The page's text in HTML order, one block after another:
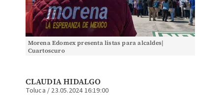
Morena Edomex presenta listas para alcaldes|
Cuartoscuro
CLAUDIA HIDALGO
Toluca / 23.05.2024 16:19:00